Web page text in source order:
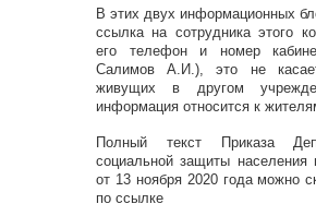
В этих двух информационных
ссылка на сотрудника этого
его телефон и номер
Салимов А.И.), это не
живущих в другом
информация относится к
Полный текст Приказа
социальной защиты
от 13 ноября 2020 года можно
по ссылке